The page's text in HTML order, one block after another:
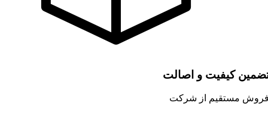
کیفیت و اصالت
مستقیم از شرکت